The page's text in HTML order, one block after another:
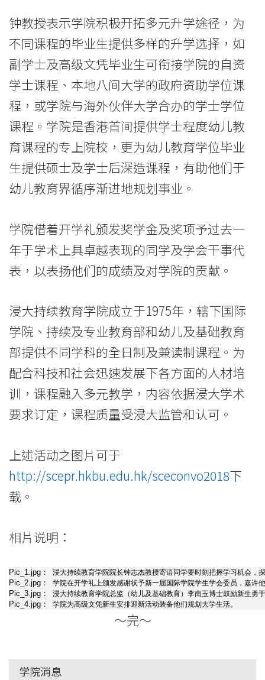
大
学
生
活
学
院
息
国
际
学
院
香
浸
会
大
学
钟教授表示学院积极开拓多元升学途径，为
不同课程的毕业生提供多样的升学选择，如
副学士及高级文凭毕业生可衔接学院的自资
学士课程、本地八间大学的政府资助学位课
程，或学院与海外伙伴大学合办的学士学位
课程。学院是香港首间提供学士程度幼儿教
育课程的专上院校，更为幼儿教育学位毕业
生提供硕士及学士后深造课程，有助他们于
幼儿教育界循序渐进地规划事业。
学院借着开学礼颁发奖学金及奖项予过去一
年于学术上具卓越表现的同学及学会干事代
表，以表扬他们的成绩及对学院的贡献。
浸大持续教育学院成立于1975年，辖下国际
学院、持续及专业教育部和幼儿及基础教育
部提供不同学科的全日制及兼读制课程。为
配合科技和社会迅速发展下各方面的人材培
训，课程融入多元教学，内容依据浸大学术
要求订定，课程质量受浸大监管和认可。
上述活动之图片可于
http://scepr.hkbu.edu.hk/sceconvo2018下
载。
相片说明：
Pic_1.jpg： 浸大持续教育学院院长钟志杰教授寄语同学要时刻把握学习机会，
Pic_2.jpg： 学院在开学礼上颁发感谢状予新一届国际学院学生学会委员，嘉许
Pic_3.jpg： 浸大持续教育学院总监（幼儿及基础教育）李南玉博士鼓励新生勇
Pic_4.jpg： 学院为高级文凭新生安排迎新活动装备他们规划大学生活。
～完～
学院消息